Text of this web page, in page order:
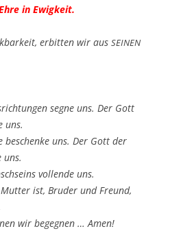
in Ewigkeit.
erbit­ten wir aus SEINEN
seg­ne uns. Der Gott
uns.
beschen­ke uns. Der Gott der
uns.
voll­ende uns.
ist, Bru­der und Freund,
wir begeg­nen … Amen!